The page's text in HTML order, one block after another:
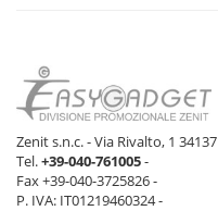
Zenit s.n.c. - Via Rivalto, 1 34137
Tel.+39-040-761005-
Fax +39-040-3725826 -
P. IVA: IT01219460324 -